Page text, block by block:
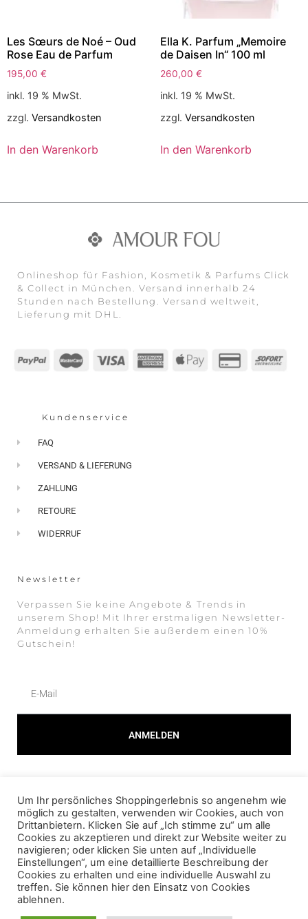
Les Sœurs de Noé – Oud
Rose Eau de Parfum
195,00 €
inkl. 19 % MwSt.
zzgl. Versandkosten
In den Warenkorb
Ella K. Parfum „Memoire
de Daisen In“ 100 ml
260,00 €
inkl. 19 % MwSt.
zzgl. Versandkosten
In den Warenkorb
Onlineshop für Fashion, Kosmetik & Parfums Click
& Collect in München. Versand innerhalb 24
Stunden nach Bestellung. Versand weltweit,
Lieferung mit DHL.
Kundenservice
FAQ
VERSAND & LIEFERUNG
ZAHLUNG
RETOURE
WIDERRUF
Newsletter
Verpassen Sie keine Angebote & Trends in
unserem Shop! Mit Ihrer erstmaligen Newsletter-
Anmeldung erhalten Sie außerdem einen 10%
Gutschein!
ANMELDEN
© 2023 AMOUR FOU Online Shop für Fashion
AGB
DATENSCHUTZ
IMPRESSUM
Um Ihr persönliches Shoppingerlebnis so angenehm wie
möglich zu gestalten, verwenden wir Cookies, auch von
Drittanbietern. Klicken Sie auf „Ich stimme zu“ um alle
Cookies zu akzeptieren und direkt zur Website weiter zu
navigieren; oder klicken Sie unten auf „Individuelle
Einstellungen“, um eine detaillierte Beschreibung der
Cookies zu erhalten und eine individuelle Auswahl zu
treffen. Sie können hier den Einsatz von Cookies
ablehnen.